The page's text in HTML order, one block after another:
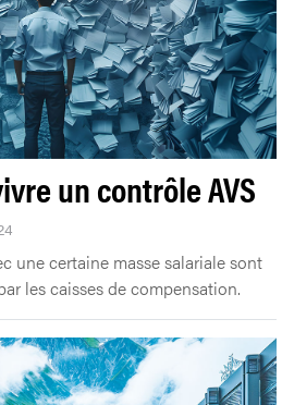
un contrôle AVS
une certaine masse salariale sont
les caisses de compensation.